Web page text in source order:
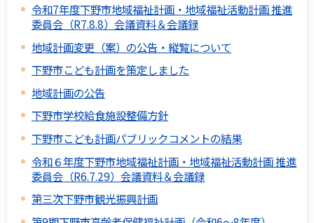
令和7年度下野市地域福祉計画・地域福祉活動計画 推進
委員会（R7.8.8）会議資料＆会議録
地域計画変更（案）の公告・縦覧について
下野市こども計画を策定しました
地域計画の公告
下野市学校給食施設整備方針
下野市こども計画パブリックコメントの結果
令和６年度下野市地域福祉計画・地域福祉活動計画 推進
委員会（R6.7.29）会議資料＆会議録
第三次下野市観光振興計画